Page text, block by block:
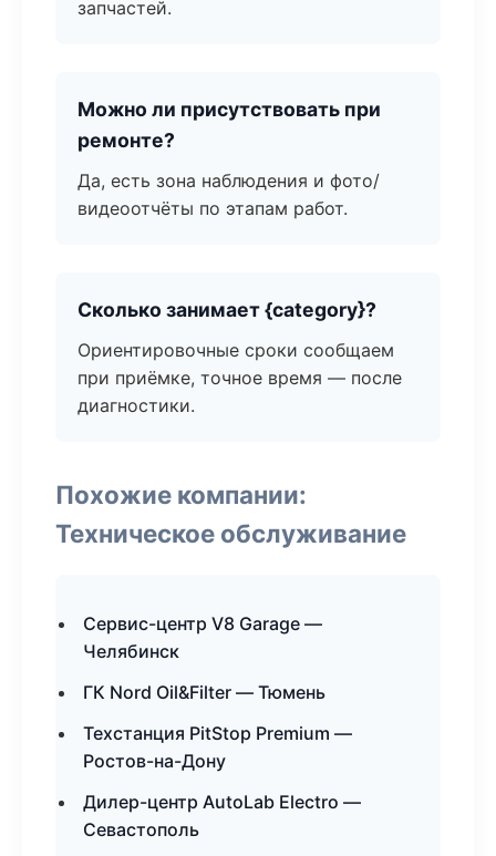
запчастей.
Можно ли присутствовать при
ремонте?
Да, есть зона наблюдения и фото/
видеоотчёты по этапам работ.
Сколько занимает {category}?
Ориентировочные сроки сообщаем
при приёмке, точное время — после
диагностики.
Похожие компании:
Техническое обслуживание
Сервис-центр V8 Garage —
Челябинск
ГК Nord Oil&Filter — Тюмень
Техстанция PitStop Premium —
Ростов-на-Дону
Дилер-центр AutoLab Electro —
Севастополь